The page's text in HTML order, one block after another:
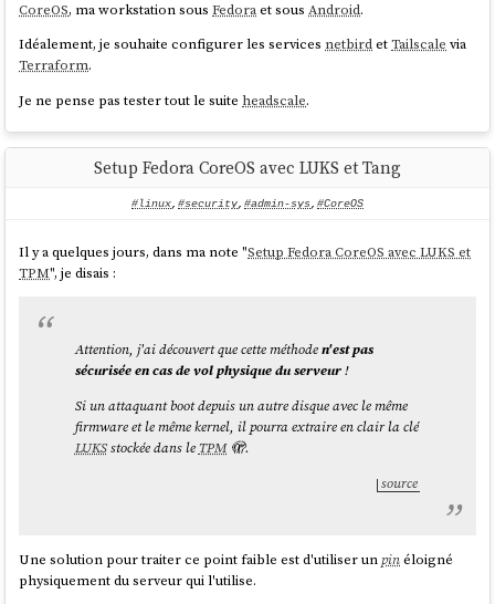
CoreOS, ma workstation sousFedoraet sousAndroid.
Idéalement, je souhaite configurer les servicesnetbirdetTailscalevia
Terraform.
Je ne pense pas tester tout le suite headscale.
Setup Fedora CoreOS avec LUKS et Tang
#linux, #security, #admin-sys, #CoreOS
Il y a quelques jours, dans ma note "Setup Fedora CoreOS avec LUKS et
TPM", je disais :
Attention, j'ai découvert que cette méthoden'est pas
sécurisée en cas de vol physique du serveur!
Si un attaquant boot depuis un autre disque avec le même
firmware et le même kernel, il pourra extraire en clair la clé
LUKSstockée dans leTPM🫣.
source
Une solution pour traiter ce point faible est d'utiliser unpinéloigné
physiquement du serveur qui l'utilise.